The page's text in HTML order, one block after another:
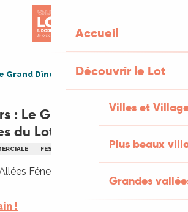
Accueil
Découvrir le Lot
Villes et
Plus beaux
Grandes
Grand Dîner des Bonnes Tables du Lot
: Le Grand Dîner des
du Lot
FESTIVAL GASTRONOMIE REPAS
Fénelon, 46000 Cahors
!